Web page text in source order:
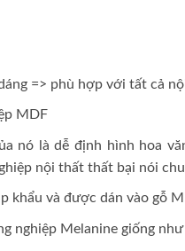
=> phù hợp với tất cả
MDF
nó là dễ định hình hoa
nội thất thất bại nói
khẩu và được dán vào gỗ
nghiệp Melanine giống